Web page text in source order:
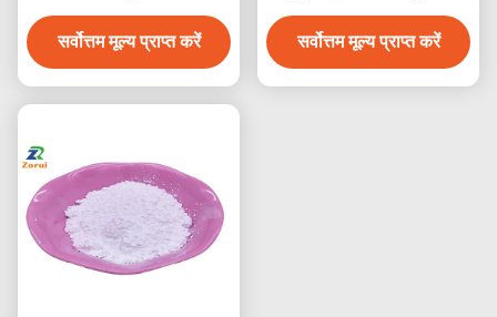
अमीनो एसिड पाउडर पोषण फ़ीड
पूरक के लिए
सर्वोत्तम मूल्य प्राप्त करें
22-3 खाद्य ग्रेड आवश्यक
अमीनो एसिड पाउडर
सर्वोत्तम मूल्य प्राप्त करें